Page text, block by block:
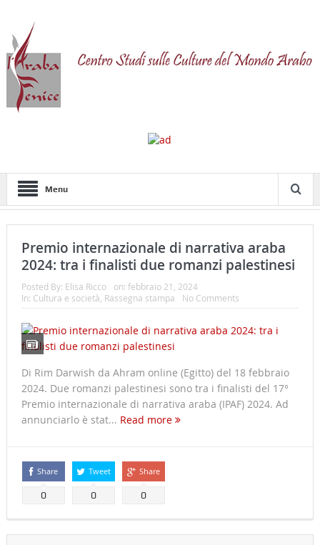
Menu
Premio internazionale di narrativa araba
2024: tra i finalisti due romanzi palestinesi
Posted By: Elisa Ricco on: febbraio 21, 2024
In: Cultura e società Rassegna stampa No Comments
Di Rim Darwish da Ahram online (Egitto) del 18 febbraio
2024. Due romanzi palestinesi sono tra i finalisti del 17°
Premio internazionale di narrativa araba (IPAF) 2024. Ad
annunciarlo è stat... Read more
Share
0
Tweet
0
Share
0